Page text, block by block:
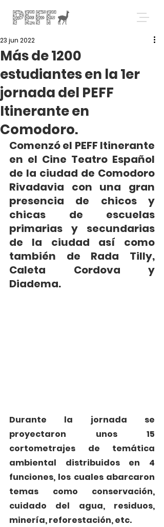
Más de 1200
estudiantes en la 1er
jornada del PEFF
Itinerante en
Comodoro.
23 jun 2022
Comenzó el PEFF Itinerante
en el Cine Teatro Español
de la ciudad de Comodoro
Rivadavia con una gran
presencia de chicos y
chicas de escuelas
primarias y secundarias
de la ciudad así como
también de Rada Tilly,
Caleta Cordova y
Diadema.
Durante la jornada se
proyectaron unos 15
cortometrajes de temática
ambiental distribuidos en 4
funciones, los cuales abarcaron
temas como conservación,
cuidado del agua, residuos,
minería, reforestación, etc.